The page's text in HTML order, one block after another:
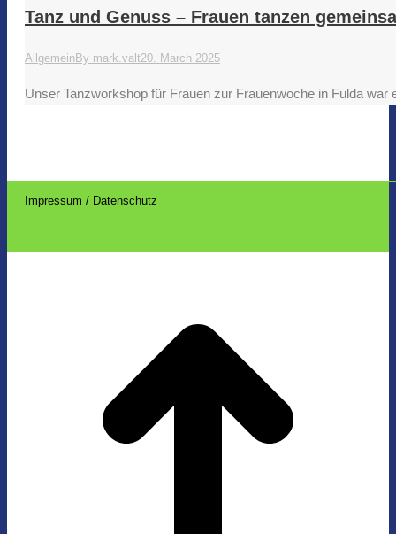
Tanz und Genuss – Frauen tanzen
AllgemeinBy mark.valt20. March 2025
Unser Tanzworkshop für Frauen zur Frauenwoche in Fulda
Impressum / Datenschutz